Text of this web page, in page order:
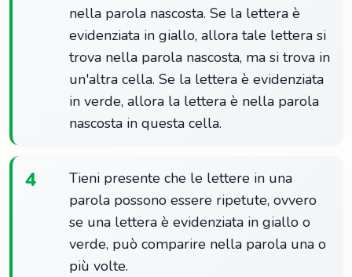
nella parola nascosta. Se la lettera è
evidenziata in giallo, allora tale lettera si
trova nella parola nascosta, ma si trova in
un'altra cella. Se la lettera è evidenziata
in verde, allora la lettera è nella parola
nascosta in questa cella.
4
Tieni presente che le lettere in una
parola possono essere ripetute, ovvero
se una lettera è evidenziata in giallo o
verde, può comparire nella parola una o
più volte.